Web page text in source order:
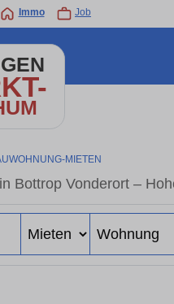
Immo Job
MIETEN
Bottrop Vonderort –